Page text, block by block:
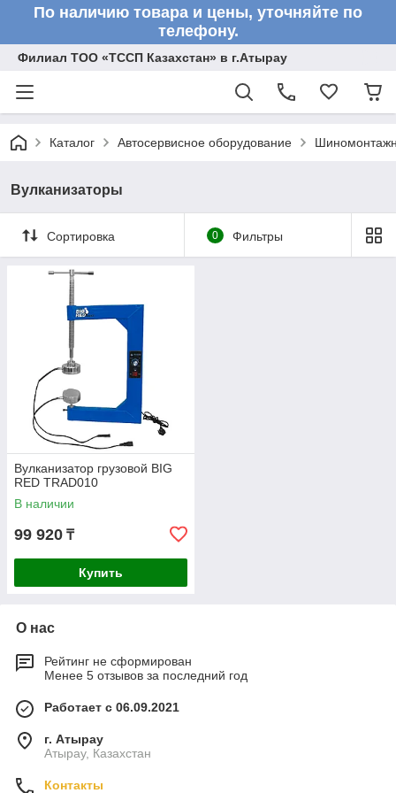
По наличию товара и цены, уточняйте по
телефону.
Филиал ТОО «ТССП Казахстан» в г.Атырау
Каталог Автосервисное оборудование
Вулканизаторы
Сортировка 0 Фильтры
Вулканизатор грузовой BIG
RED TRAD010
В наличии
99 920 ₸
Купить
О нас
Рейтинг не сформирован
Менее 5 отзывов за последний год
Работает с 06.09.2021
г. Атырау
Атырау, Казахстан
Контакты